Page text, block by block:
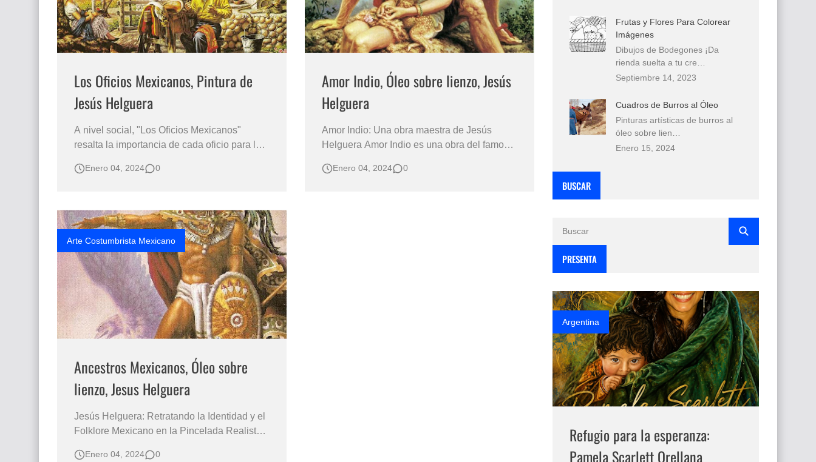
Los Oficios Mexicanos, Pintura de
Jesús Helguera
A nivel social, "Los Oficios Mexicanos"
resalta la importancia de cada oficio para la
individuo, independientemente de su
los trabajadores mexicanos, resaltando…
Enero 04, 2024 0
Amor Indio, Óleo sobre lienzo, Jesús
Helguera
Amor Indio: Una obra maestra de Jesús
Helguera Amor Indio es una obra del famoso
al óleo sobre lienzo, con medidas de 100x80
Enero 04, 2024 0
Arte Costumbrista Mexicano
Ancestros Mexicanos, Óleo sobre
lienzo, Jesus Helguera
Jesús Helguera: Retratando la Identidad y el
Folklore Mexicano en la Pincelada Realista
Herencia Cultural Mexicana en la Obra de
Enero 04, 2024 0
Frutas y Flores Para Colorear
Imágenes
Dibujos de Bodegones ¡Da
rienda suelta a tu cre…
Septiembre 14, 2023
Cuadros de Burros al Óleo
Pinturas artísticas de burros al
óleo sobre lien…
Enero 15, 2024
BUSCAR
PRESENTA
Argentina
Refugio para la esperanza:
Pamela Scarlett Orellana